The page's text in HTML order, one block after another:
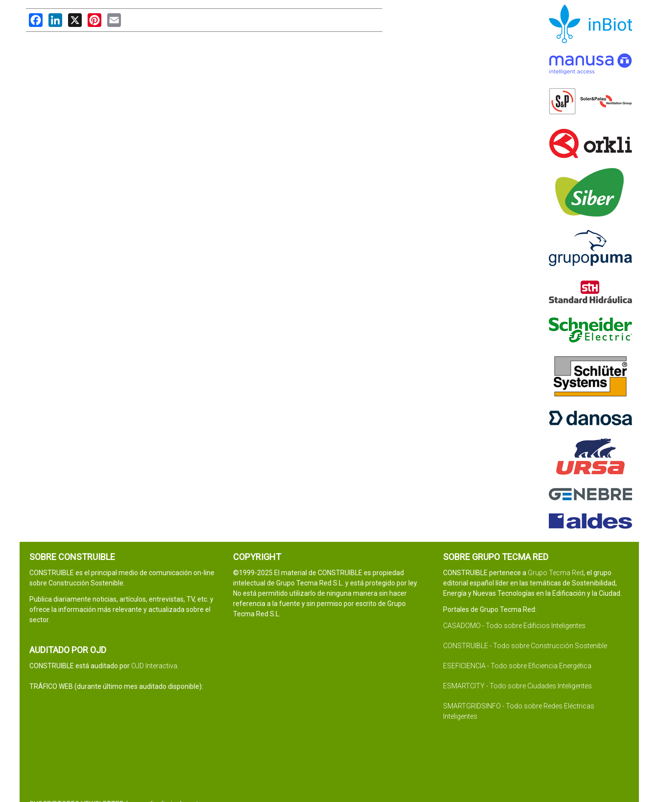
FacebookLinkedIn
X PinterestEmail
SOBRE CONSTRUIBLE
CONSTRUIBLE es el principal medio de comunicación on-line
sobre Construcción Sostenible.
Publica diariamente noticias, artículos, entrevistas, TV, etc. y
ofrece la información más relevante y actualizada sobre el
sector.
AUDITADO POR OJD
CONSTRUIBLE está auditado por OJD Interactiva
TRÁFICO WEB (durante último mes auditado disponible):
COPYRIGHT
©1999-2025 El material de CONSTRUIBLE es propiedad
intelectual de Grupo Tecma Red S.L. y está protegido por ley.
No está permitido utilizarlo de ninguna manera sin hacer
referencia a la fuente y sin permiso por escrito de Grupo
Tecma Red S.L.
SOBRE GRUPO TECMA RED
CONSTRUIBLE pertenece a Grupo Tecma Red, el grupo
editorial español líder en las temáticas de Sostenibilidad,
Energía y Nuevas Tecnologías en la Edificación y la Ciudad.
Portales de Grupo Tecma Red:
CASADOMO - Todo sobre Edificios Inteligentes
CONSTRUIBLE - Todo sobre Construcción Sostenible
ESEFICIENCIA - Todo sobre Eficiencia Energética
ESMARTCITY - Todo sobre Ciudades Inteligentes
SMARTGRIDSINFO - Todo sobre Redes Eléctricas
Inteligentes